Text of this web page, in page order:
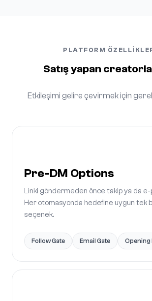
PLATFORM
Satış yapan
Etkileşimi gelire çevirmek için
Pre-DM Options
Linki göndermeden önce takip ya da
Her otomasyonda hedefine uygun tek
seçenek.
Follow Gate Email Gate Opening